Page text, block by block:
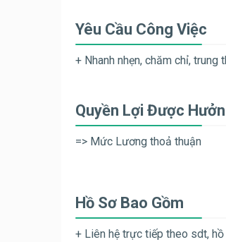
Yêu Cầu Công Việc
+ Nhanh nhẹn, chăm chỉ,
Quyền Lợi Được
=> Mức Lương thoả thuận
Hồ Sơ Bao Gồm
+ Liên hệ trực tiếp theo sdt,